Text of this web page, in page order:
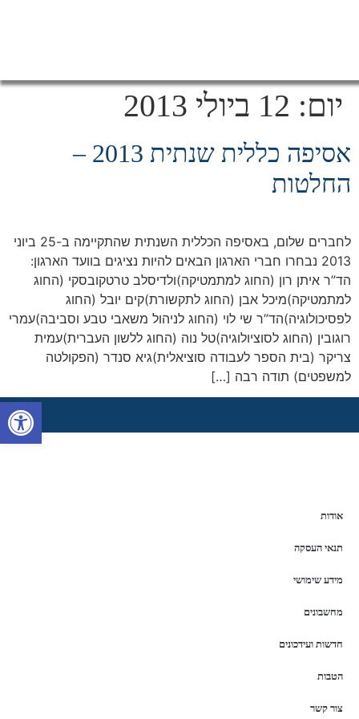
יום: 12 ביולי 2013
אסיפה כללית שנתית 2013 –
החלטות
לחברים שלום, באסיפה הכללית השנתית שהתקיימה ב-25 ביוני
2013 נבחרו חברי הארגון הבאים להיות נציגים בוועד הארגון:
הד”ר איתן רון (החוג למתמטיקה)ולדיסלב טרטקובסקי (החוג
למתמטיקה)מיכל אבן (החוג לתקשורת)קים יובל (החוג
לפסיכולוגיה)הד”ר שי לוי (החוג לניהול משאבי טבע וסביבה)עמרי
רוגובין (החוג לסוציולוגיה)טל נוה (החוג ללשון העברית)עמית
צריקר (בית הספר לעבודה סוציאלית)גיא סנדר (הפקולטה
למשפטים) תודה רבה […]
אודות
תנאי העסקה
מידע שימושי
מחשבונים
חדשות ועידכונים
הטבות
צור קשר
פתח